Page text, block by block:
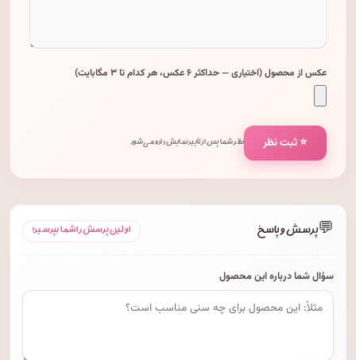
عکس از محصول (اختیاری — حداکثر ۶ عکس، هر کدام تا ۳ مگابایت)
⭐ ثبت نظر نظر شما پس از تأیید نمایش داده می‌شود.
💬پرسش و پاسخ اولین پرسش را شما بپرسید!
سؤال شما درباره این محصول